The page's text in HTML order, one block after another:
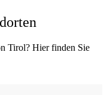
Tirol? Hier finden Sie